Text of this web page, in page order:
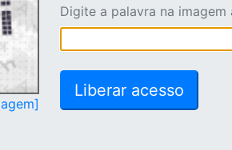
Digite a palavra na